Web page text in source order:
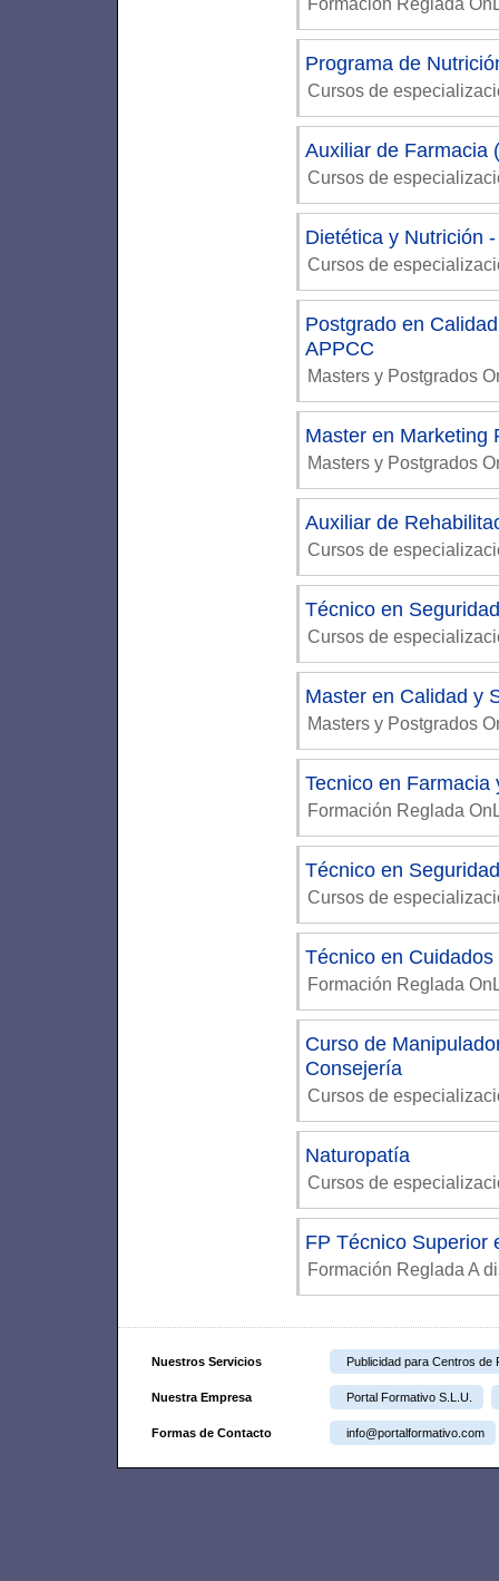
Programa de
Cursos de
Auxiliar de Farmacia
Cursos de
Dietética y Nutrición
Cursos de
Postgrado en
APPCC
Masters y Postgrados
Master en Marketing
Masters y Postgrados
Auxiliar de
Cursos de
Técnico en
Cursos de
Master en Calidad y
Masters y Postgrados
Tecnico en Farmacia
Formación Reglada
Técnico en
Cursos de
Técnico en
Formación Reglada
Curso de
Consejería
Cursos de
Naturopatía
Cursos de
FP Técnico Superior
Formación Reglada A
Nuestros Servicios Publicidad para Centros de
Nuestra Empresa Portal Formativo S.L.U.
Formas de Contacto info@portalformativo.com